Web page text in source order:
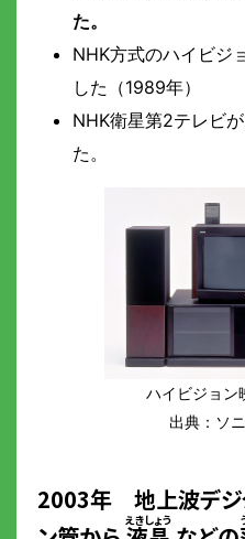
た。
NHK方式のハイビジ
した（1989年）
NHK衛星第2テレビ
た。
ハイビジョン
出典：ソ
2003年 地上波デジ